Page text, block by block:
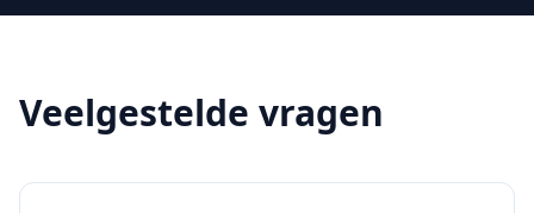
Veelgestelde vragen